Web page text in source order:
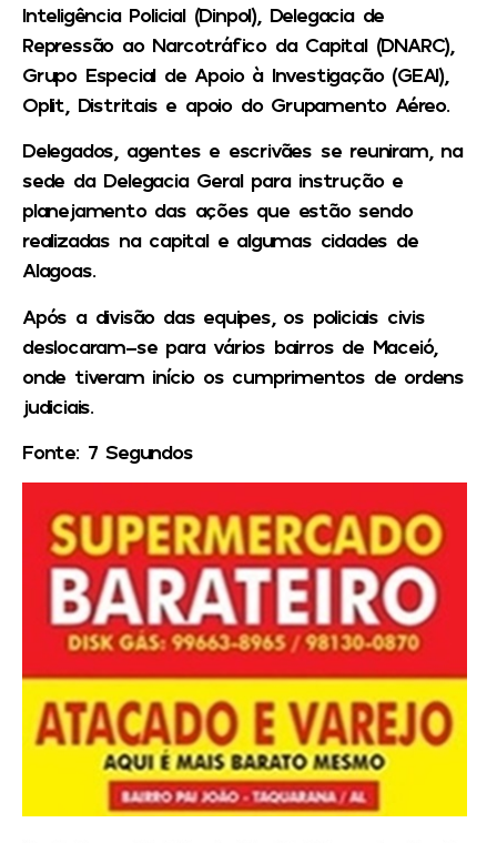
Inteligência Policial (Dinpol), Delegacia de
Repressão ao Narcotráfico da Capital (DNARC),
Grupo Especial de Apoio à Investigação (GEAI),
Oplit, Distritais e apoio do Grupamento Aéreo.
Delegados, agentes e escrivães se reuniram, na
sede da Delegacia Geral para instrução e
planejamento das ações que estão sendo
realizadas na capital e algumas cidades de
Alagoas.
Após a divisão das equipes, os policiais civis
deslocaram-se para vários bairros de Maceió,
onde tiveram início os cumprimentos de ordens
judiciais.
Fonte: 7 Segundos